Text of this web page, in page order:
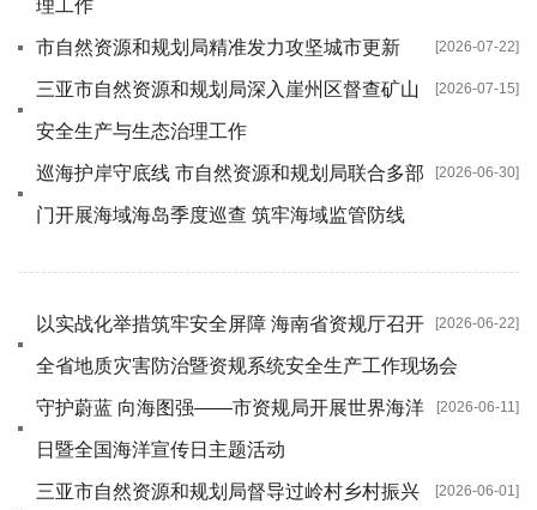
理工作
[2026-07-22]
市自然资源和规划局精准发力攻坚城市更新
[2026-07-15]
三亚市自然资源和规划局深入崖州区督查矿山
安全生产与生态治理工作
[2026-06-30]
巡海护岸守底线 市自然资源和规划局联合多部
门开展海域海岛季度巡查 筑牢海域监管防线
[2026-06-22]
以实战化举措筑牢安全屏障 海南省资规厅召开
全省地质灾害防治暨资规系统安全生产工作现场会
[2026-06-11]
守护蔚蓝 向海图强——市资规局开展世界海洋
日暨全国海洋宣传日主题活动
[2026-06-01]
三亚市自然资源和规划局督导过岭村乡村振兴